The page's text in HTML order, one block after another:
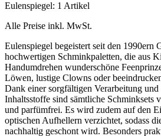
Eulenspiegel: 1 Artikel
Alle Preise inkl. MwSt.
Eulenspiegel begeistert seit den 1990ern
hochwertigen Schminkpaletten, die aus
Handumdrehen wunderschöne
Löwen, lustige Clowns oder
Dank einer sorgfältigen Verarbeitung
Inhaltsstoffe sind sämtliche Schminksets
und parfümfrei. Es wird zudem auf den
optischen Aufhellern verzichtet, sodass
nachhaltig geschont wird. Besonders